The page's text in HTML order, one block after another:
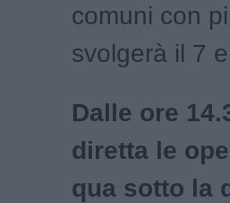
comuni con
svolgerà il 7
Dalle ore
diretta le
qua sotto la